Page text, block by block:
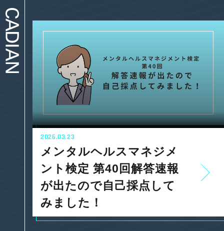
2026.03.23
メンタルヘルスマネジメ
ント検定 第40回解答速報
が出たので自己採点して
みました！